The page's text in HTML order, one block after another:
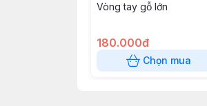
Vòng tay gỗ lớn
180.000đ
Chọn mua